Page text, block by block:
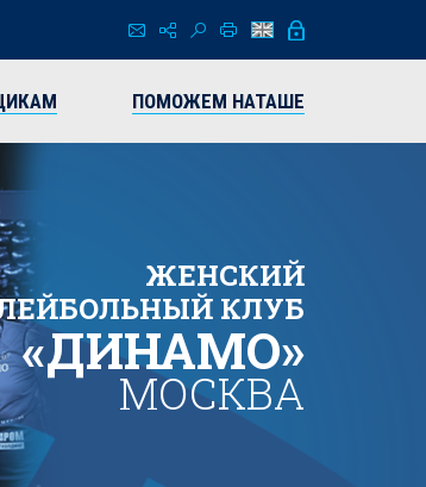
ПОМОЖЕМ НАТАШЕ
ЖЕНСКИЙ
КЛУБ
«ДИНАМО»
МОСКВА